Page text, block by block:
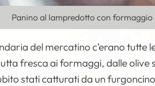
Panino al lampredotto con formaggio
del mercatino c’erano tutte
fresca ai formaggi, dalle olive
stati catturati da un